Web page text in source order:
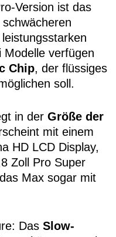
Version ist das
verfügen
Chip, der flüssiges
soll.
in der Größe der
mit einem
HD LCD Display,
Zoll Pro Super
Max sogar mit
Das Slow-